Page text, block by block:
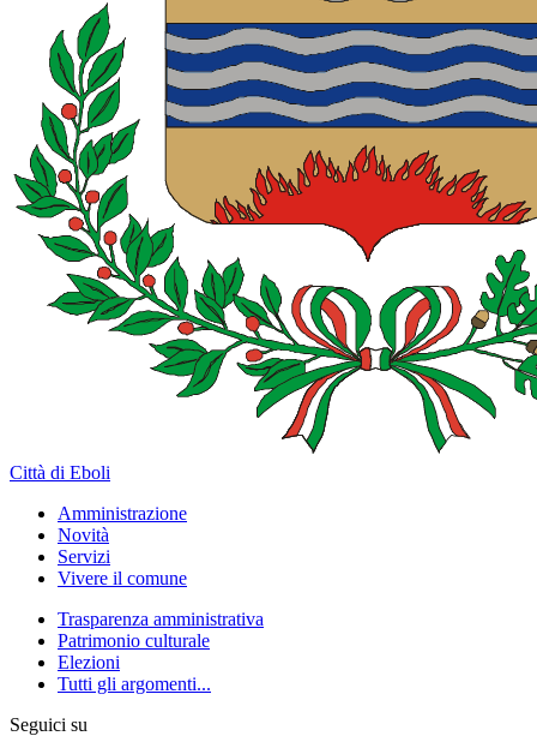
Città di Eboli
Amministrazione
Novità
Servizi
Vivere il comune
Trasparenza amministrativa
Patrimonio culturale
Elezioni
Tutti gli argomenti...
Seguici su